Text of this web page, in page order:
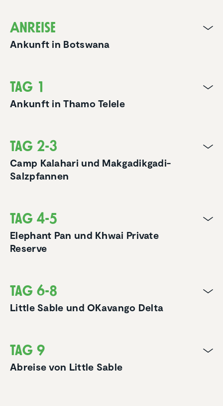
Anreise
Ankunft in Botswana
Tag 1
Ankunft in Thamo Telele
Tag 2-3
Camp Kalahari und Makgadikgadi-
Salzpfannen
Tag 4-5
Elephant Pan und Khwai Private
Reserve
Tag 6-8
Little Sable und OKavango Delta
Tag 9
Abreise von Little Sable